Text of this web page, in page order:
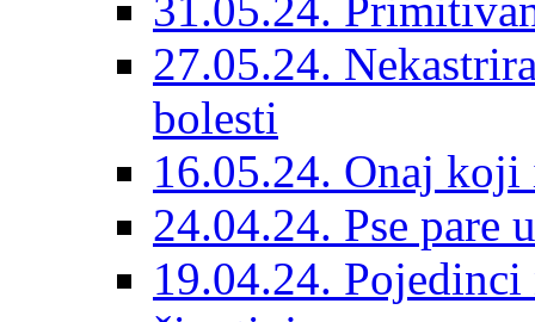
27.05.24.
bolesti
16.05.24. Onaj koji
24.04.24. Pse pare
19.04.24.